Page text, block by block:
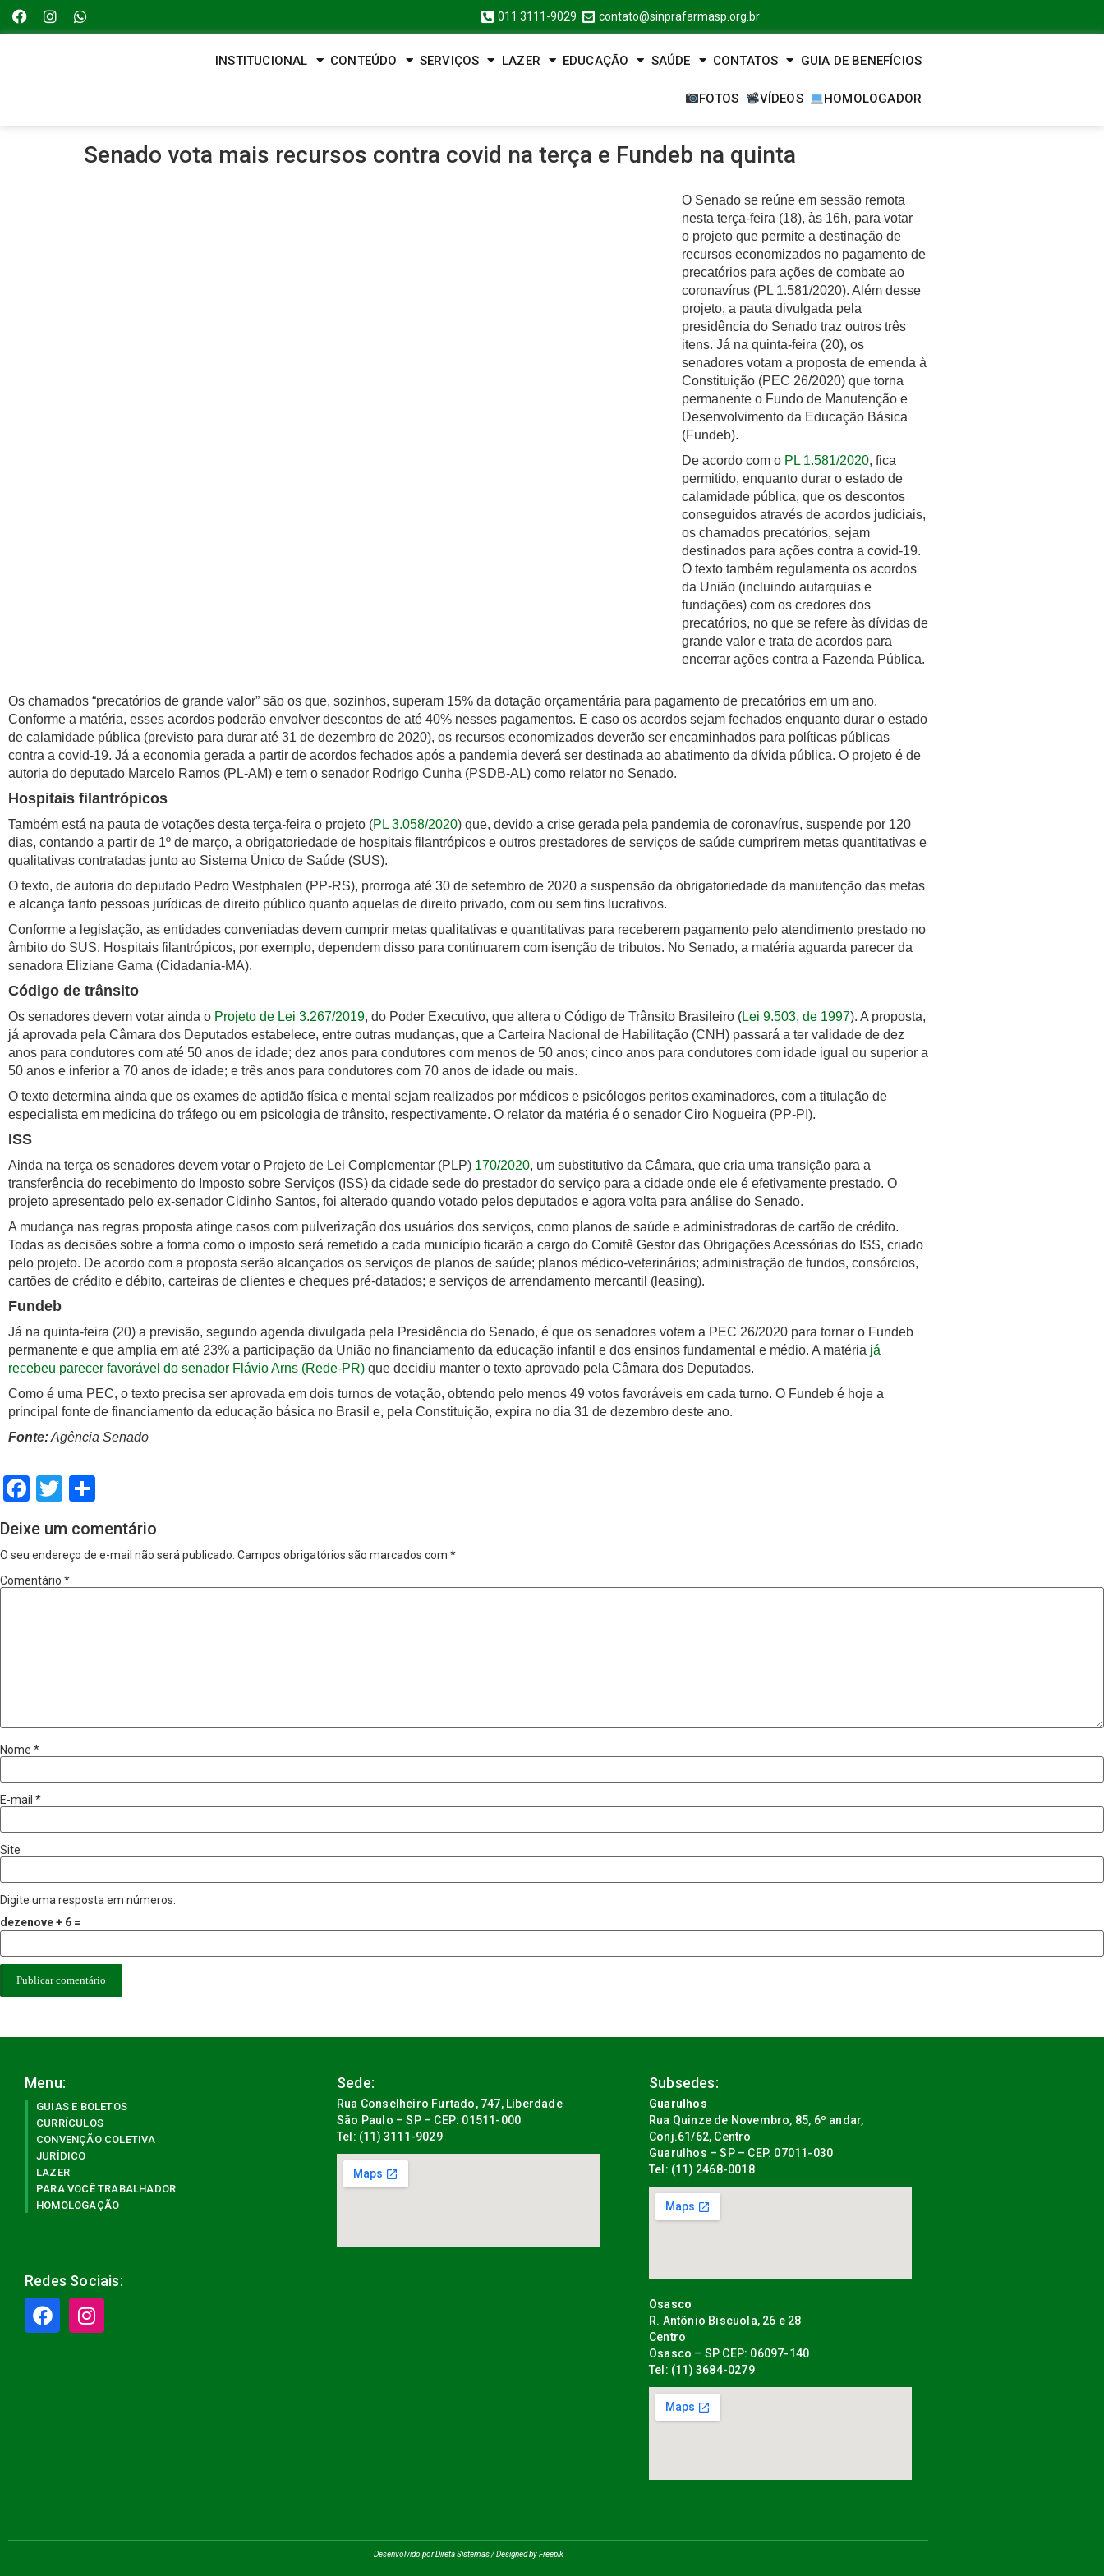
011 3111-9029 contato@sinprafarmasp.org.br
INSTITUCIONAL CONTEÚDO SERVIÇOS LAZER EDUCAÇÃO SAÚDE CONTATOS GUIA DE BENEFÍCIOS
FOTOS VÍDEOS HOMOLOGADOR
Senado vota mais recursos contra covid na terça e Fundeb na quinta
O Senado se reúne em sessão remota
nesta terça-feira (18), às 16h, para votar
o projeto que permite a destinação de
recursos economizados no pagamento de
precatórios para ações de combate ao
coronavírus (PL 1.581/2020). Além desse
projeto, a pauta divulgada pela
presidência do Senado traz outros três
itens. Já na quinta-feira (20), os
senadores votam a proposta de emenda à
Constituição (PEC 26/2020) que torna
permanente o Fundo de Manutenção e
Desenvolvimento da Educação Básica
(Fundeb).
De acordo com o PL 1.581/2020, fica
permitido, enquanto durar o estado de
calamidade pública, que os descontos
conseguidos através de acordos judiciais,
os chamados precatórios, sejam
destinados para ações contra a covid-19.
O texto também regulamenta os acordos
da União (incluindo autarquias e
fundações) com os credores dos
precatórios, no que se refere às dívidas de
grande valor e trata de acordos para
encerrar ações contra a Fazenda Pública.
Os chamados “precatórios de grande valor” são os que, sozinhos, superam 15% da dotação orçamentária para pagamento de precatórios em um ano.
Conforme a matéria, esses acordos poderão envolver descontos de até 40% nesses pagamentos. E caso os acordos sejam fechados enquanto durar o estado
de calamidade pública (previsto para durar até 31 de dezembro de 2020), os recursos economizados deverão ser encaminhados para políticas públicas
contra a covid-19. Já a economia gerada a partir de acordos fechados após a pandemia deverá ser destinada ao abatimento da dívida pública. O projeto é de
autoria do deputado Marcelo Ramos (PL-AM) e tem o senador Rodrigo Cunha (PSDB-AL) como relator no Senado.
Hospitais filantrópicos
Também está na pauta de votações desta terça-feira o projeto (PL 3.058/2020) que, devido a crise gerada pela pandemia de coronavírus, suspende por 120
dias, contando a partir de 1º de março, a obrigatoriedade de hospitais filantrópicos e outros prestadores de serviços de saúde cumprirem metas quantitativas e
qualitativas contratadas junto ao Sistema Único de Saúde (SUS).
O texto, de autoria do deputado Pedro Westphalen (PP-RS), prorroga até 30 de setembro de 2020 a suspensão da obrigatoriedade da manutenção das metas
e alcança tanto pessoas jurídicas de direito público quanto aquelas de direito privado, com ou sem fins lucrativos.
Conforme a legislação, as entidades conveniadas devem cumprir metas qualitativas e quantitativas para receberem pagamento pelo atendimento prestado no
âmbito do SUS. Hospitais filantrópicos, por exemplo, dependem disso para continuarem com isenção de tributos. No Senado, a matéria aguarda parecer da
senadora Eliziane Gama (Cidadania-MA).
Código de trânsito
Os senadores devem votar ainda o Projeto de Lei 3.267/2019, do Poder Executivo, que altera o Código de Trânsito Brasileiro (Lei 9.503, de 1997). A proposta,
já aprovada pela Câmara dos Deputados estabelece, entre outras mudanças, que a Carteira Nacional de Habilitação (CNH) passará a ter validade de dez
anos para condutores com até 50 anos de idade; dez anos para condutores com menos de 50 anos; cinco anos para condutores com idade igual ou superior a
50 anos e inferior a 70 anos de idade; e três anos para condutores com 70 anos de idade ou mais.
O texto determina ainda que os exames de aptidão física e mental sejam realizados por médicos e psicólogos peritos examinadores, com a titulação de
especialista em medicina do tráfego ou em psicologia de trânsito, respectivamente. O relator da matéria é o senador Ciro Nogueira (PP-PI).
ISS
Ainda na terça os senadores devem votar o Projeto de Lei Complementar (PLP) 170/2020, um substitutivo da Câmara, que cria uma transição para a
transferência do recebimento do Imposto sobre Serviços (ISS) da cidade sede do prestador do serviço para a cidade onde ele é efetivamente prestado. O
projeto apresentado pelo ex-senador Cidinho Santos, foi alterado quando votado pelos deputados e agora volta para análise do Senado.
A mudança nas regras proposta atinge casos com pulverização dos usuários dos serviços, como planos de saúde e administradoras de cartão de crédito.
Todas as decisões sobre a forma como o imposto será remetido a cada município ficarão a cargo do Comitê Gestor das Obrigações Acessórias do ISS, criado
pelo projeto. De acordo com a proposta serão alcançados os serviços de planos de saúde; planos médico-veterinários; administração de fundos, consórcios,
cartões de crédito e débito, carteiras de clientes e cheques pré-datados; e serviços de arrendamento mercantil (leasing).
Fundeb
Já na quinta-feira (20) a previsão, segundo agenda divulgada pela Presidência do Senado, é que os senadores votem a PEC 26/2020 para tornar o Fundeb
permanente e que amplia em até 23% a participação da União no financiamento da educação infantil e dos ensinos fundamental e médio. A matéria já
recebeu parecer favorável do senador Flávio Arns (Rede-PR) que decidiu manter o texto aprovado pela Câmara dos Deputados.
Como é uma PEC, o texto precisa ser aprovada em dois turnos de votação, obtendo pelo menos 49 votos favoráveis em cada turno. O Fundeb é hoje a
principal fonte de financiamento da educação básica no Brasil e, pela Constituição, expira no dia 31 de dezembro deste ano.
Fonte:Agência Senado
Facebook
Twitter
Deixe um comentário
O seu endereço de e-mail não será publicado. Campos obrigatórios são marcados com *
Comentário *
Nome *
E-mail *
Site
Digite uma resposta em números:
dezenove + 6 =
Menu:
GUIAS E BOLETOS
CURRÍCULOS
CONVENÇÃO COLETIVA
JURÍDICO
LAZER
PARA VOCÊ TRABALHADOR
HOMOLOGAÇÃO
Redes Sociais:
Sede:
Rua Conselheiro Furtado, 747, Liberdade
São Paulo – SP – CEP: 01511-000
Tel: (11) 3111-9029
Subsedes:
Guarulhos
Rua Quinze de Novembro, 85, 6º andar,
Conj.61/62, Centro
Guarulhos – SP – CEP. 07011-030
Tel: (11) 2468-0018
Osasco
R. Antônio Biscuola, 26 e 28
Centro
Osasco – SP CEP: 06097-140
Tel: (11) 3684-0279
Desenvolvido por Direta Sistemas /Designed by Freepik